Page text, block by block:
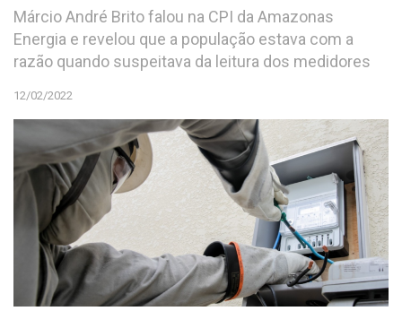
Márcio André Brito falou na CPI da Amazonas
Energia e revelou que a população estava com a
razão quando suspeitava da leitura dos medidores
12/02/2022